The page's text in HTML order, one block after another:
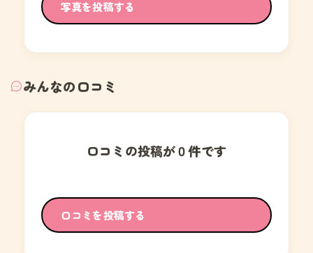
写真を投稿する
みんなの口コミ
口コミの投稿が０件です
口コミを投稿する